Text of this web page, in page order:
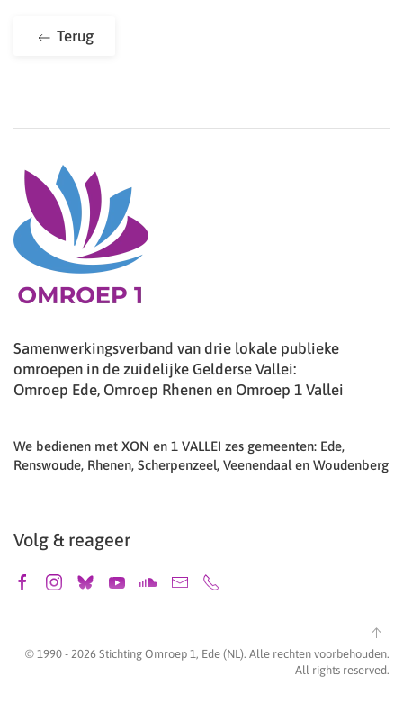
Terug
Samenwerkingsverband van drie lokale publieke
omroepen in de zuidelijke Gelderse Vallei:
Omroep Ede, Omroep Rhenen en Omroep 1 Vallei
We bedienen met XON en 1 VALLEI zes gemeenten: Ede,
Renswoude, Rhenen, Scherpenzeel, Veenendaal en Woudenberg
Volg & reageer
© 1990 - 2026 Stichting Omroep 1, Ede (NL). Alle rechten voorbehouden.
All rights reserved.